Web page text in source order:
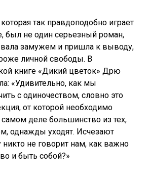
так правдоподобно играет
был не один серьезный роман,
замужем и пришла к выводу,
личной свободы. В
книге «Дикий цветок» Дрю
«Удивительно, как мы
с одиночеством, словно это
от которой необходимо
самом деле большинство из тех,
однажды уходят. Исчезают
не говорит нам, как важно
и быть собой?»